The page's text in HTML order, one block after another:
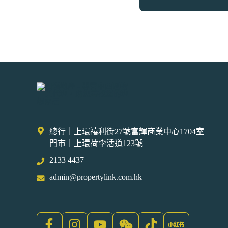
總行｜上環禧利街27號富輝商業中心1704室
門市｜上環荷李活道123號
2133 4437
admin@propertylink.com.hk